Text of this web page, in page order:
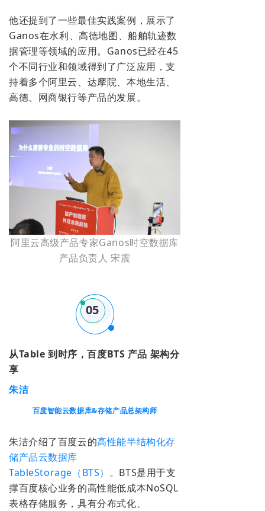
他还提到了一些最佳实践案例，展示了
Ganos在水利、高德地图、船舶轨迹数
据管理等领域的应用。Ganos已经在45
个不同行业和领域得到了广泛应用，支
持着多个阿里云、达摩院、本地生活、
高德、网商银行等产品的发展。
阿里云高级产品专家Ganos时空数据库
产品负责人 宋震
05
从Table 到时序，百度BTS 产品 架构分
享
朱洁
百度智能云数据库&存储产品总架构师
朱洁介绍了百度云的高性能半结构化存
储产品云数据库
TableStorage（BTS） 。BTS是用于支
撑百度核心业务的高性能低成本NoSQL
表格存储服务，具有分布式化、